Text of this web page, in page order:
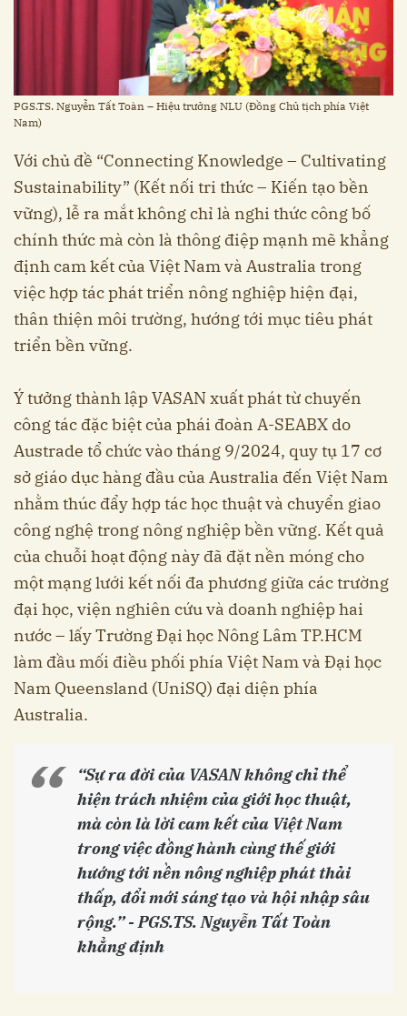
PGS.TS. Nguyễn Tất Toàn – Hiệu trưởng NLU (Đồng Chủ tịch phía Việt
Nam)
Với chủ đề “Connecting Knowledge – Cultivating
Sustainability” (Kết nối tri thức – Kiến tạo bền
vững), lễ ra mắt không chỉ là nghi thức công bố
chính thức mà còn là thông điệp mạnh mẽ khẳng
định cam kết của Việt Nam và Australia trong
việc hợp tác phát triển nông nghiệp hiện đại,
thân thiện môi trường, hướng tới mục tiêu phát
triển bền vững.
Ý tưởng thành lập VASAN xuất phát từ chuyến
công tác đặc biệt của phái đoàn A-SEABX do
Austrade tổ chức vào tháng 9/2024, quy tụ 17 cơ
sở giáo dục hàng đầu của Australia đến Việt Nam
nhằm thúc đẩy hợp tác học thuật và chuyển giao
công nghệ trong nông nghiệp bền vững. Kết quả
của chuỗi hoạt động này đã đặt nền móng cho
một mạng lưới kết nối đa phương giữa các trường
đại học, viện nghiên cứu và doanh nghiệp hai
nước – lấy Trường Đại học Nông Lâm TP.HCM
làm đầu mối điều phối phía Việt Nam và Đại học
Nam Queensland (UniSQ) đại diện phía
Australia.
“Sự ra đời của VASAN không chỉ thể
hiện trách nhiệm của giới học thuật,
mà còn là lời cam kết của Việt Nam
trong việc đồng hành cùng thế giới
hướng tới nền nông nghiệp phát thải
thấp, đổi mới sáng tạo và hội nhập sâu
rộng.” - PGS.TS. Nguyễn Tất Toàn
khẳng định